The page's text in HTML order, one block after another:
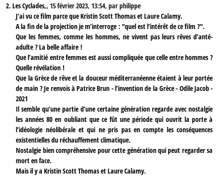
2. Les Cyclades,,15 février 2023, 13:54,parphilippe
J’ai vu ce film parce que Kristin Scott Thomas et Laure Calamy.
A la fin de la projection je m’interroge : "quel est l’intérêt de ce film ?".
Que les femmes, comme les hommes, ne vivent pas leurs rêves d’anté-
adulte ? La belle affaire !
Que l’amitié entre femmes est aussi compliquée que celle entre hommes ?
Quelle révélation !
Que la Grèce de rêve et la douceur méditerranéenne étaient à leur portée
de main ? Je renvois à Patrice Brun - l’invention de la Grèce - Odile Jacob -
2021
Il semble qu’une partie d’une certaine génération regarde avec nostalgie
les années 80 en oubliant que ce fût une période qui ouvrit la porte à
l’idéologie néolibérale et qui ne pris pas en compte les conséquences
existentielles du réchauffement climatique.
Nostalgie bien compréhensive pour cette génération qui peut regarder sa
mort en face.
Mais il y a Kristin Scott Thomas et Laure Calamy.